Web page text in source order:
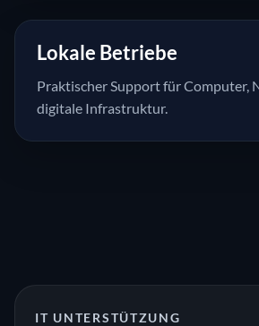
Lokale Betriebe
Praktischer Support für Computer,
digitale Infrastruktur.
IT UNTERSTÜTZUNG